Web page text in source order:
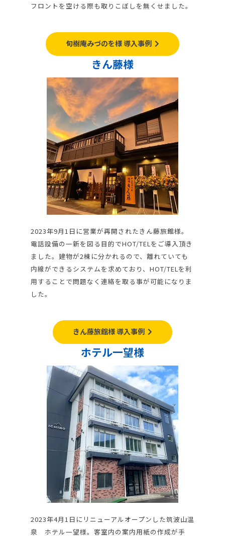
フロントを空ける際も取りこぼしを無くせました。
旬樹庵みづのを様 導入事例
きん藤様
2023年9月1日に営業が再開されたきん藤旅館様。
電話設備の一新を図る目的でHOT/TELをご導入頂き
ました。建物が2棟に分かれるので、離れていても
内線ができるシステムを求めており、HOT/TELを利
用することで問題なく連絡を取る事が可能になりま
した。
きん藤旅館様 導入事例
ホテル一望様
2023年4月1日にリニューアルオープンした筑波山温
泉 ホテル一望様。客室内の案内用紙の作成が手